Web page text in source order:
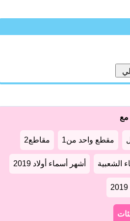
مع
مقطع واحد من1 مقاطع2
الشعبية أشهر أسماء أولاد 2019